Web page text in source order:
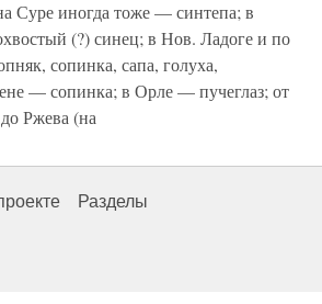
Суре иногда тоже — синтепа; в
(?) синец; в Нов. Ладоге и по
сопинка, сапа, голуха,
— сопинка; в Орле — пучеглаз; от
Ржева (на
Разделы